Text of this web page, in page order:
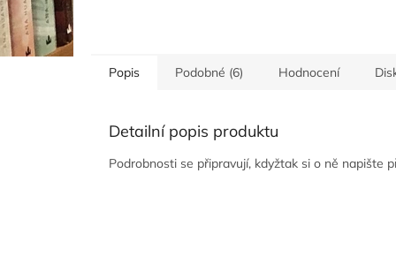
Popis Podobné (6) Hodnocení
Detailní popis produktu
Podrobnosti se připravují, kdyžtak si o ně napište